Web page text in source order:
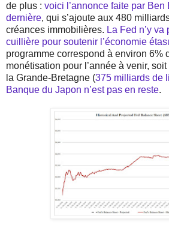
de plus : voici l’annonce faite par
dernière, qui s’ajoute aux 480
créances immobilières. La Fed n’y
cuillière pour soutenir l’économie
programme correspond à environ 6%
monétisation pour l’année à venir,
la Grande-Bretagne (375 milliards de
Banque du Japon n’est pas en reste.